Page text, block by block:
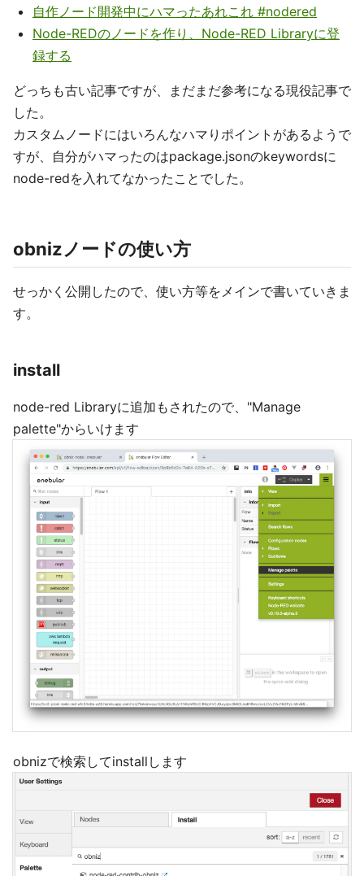
自作ノード開発中にハマったあれこれ #nodered
Node-REDのノードを作り、Node-RED Libraryに登
録する
どっちも古い記事ですが、まだまだ参考になる現役記事で
した。
カスタムノードにはいろんなハマりポイントがあるようで
すが、自分がハマったのはpackage.jsonのkeywordsに
node-redを入れてなかったことでした。
obnizノードの使い方
せっかく公開したので、使い方等をメインで書いていきま
す。
install
node-red Libraryに追加もされたので、"Manage
palette"からいけます
obnizで検索してinstallします